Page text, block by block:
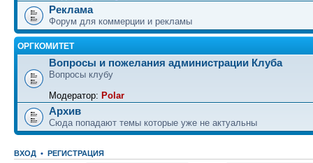
Реклама
Форум для коммерции и рекламы
ОРГКОМИТЕТ
Вопросы и пожелания администрации Клуба
Вопросы клубу
Модератор: Polar
Архив
Сюда попадают темы которые уже не актуальны
ВХОД • РЕГИСТРАЦИЯ